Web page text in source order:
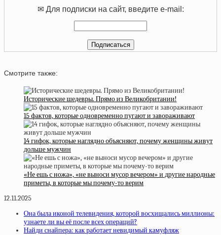
✉ Для подписки на сайт, введите e-mail:
Смотрите также:
Исторические шедевры. Прямо из Великобритании!
15 фактов, которые одновременно пугают и завораживают
14 гифок, которые наглядно объясняют, почему женщины живут
дольше мужчин
«Не ешь с ножа», «не выноси мусор вечером» и другие народные
приметы, в которые мы почему-то верим
12.11.2025
Она была иконой телевидения, которой восхищались миллионы:
узнаете ли вы её после всех операций?
Найди снайпера: как работает невидимый камуфляж